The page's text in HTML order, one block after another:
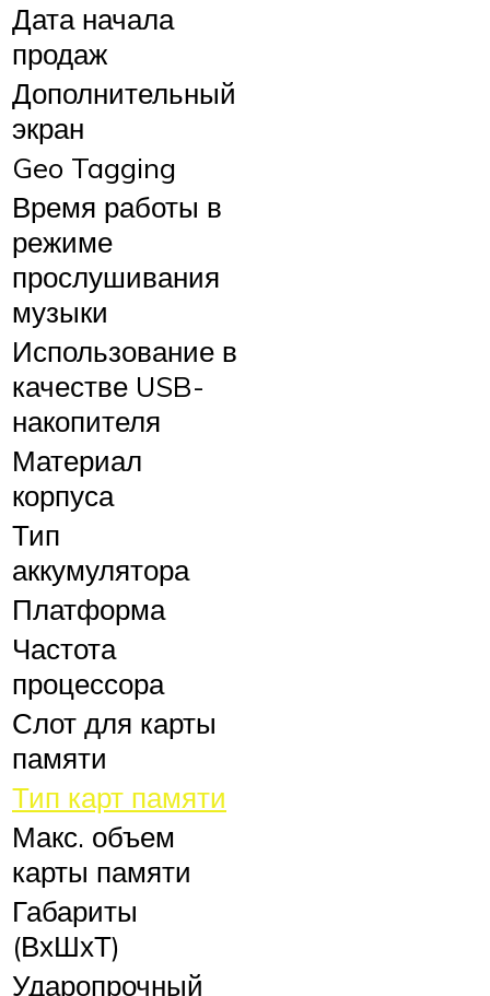
Дата начала
продаж
Дополнительный
экран
Geo Tagging
Время работы в
режиме
прослушивания
музыки
Использование в
качестве USB-
накопителя
Материал
корпуса
Тип
аккумулятора
Платформа
Частота
процессора
Слот для карты
памяти
Тип карт памяти
Макс. объем
карты памяти
Габариты
(ВхШхТ)
Ударопрочный